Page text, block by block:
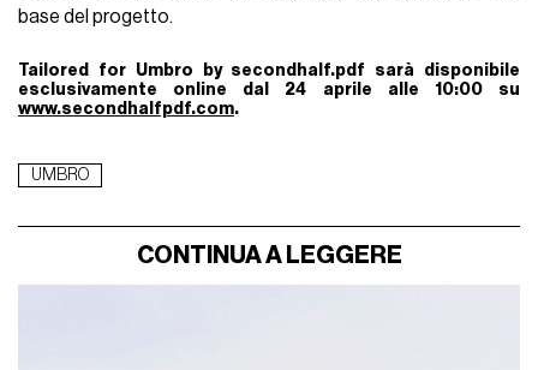
base del progetto.
Tailored for Umbro by secondhalf.pdf sarà disponibile
esclusivamente online dal 24 aprile alle 10:00 su
www.secondhalfpdf.com.
UMBRO
CONTINUA A LEGGERE